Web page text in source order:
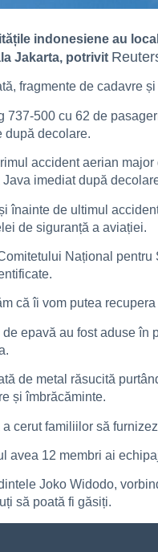
indonesiene au
Jakarta, potrivit
fragmente de cadavre
737-500 cu 62 de
după decolare.
accident aerian
Java imediat după
înainte de ultimul
de siguranță a aviației.
Național
că îi vom putea
de epavă au fost aduse în
de metal răsucită
și îmbrăcăminte.
a cerut familiilor să
avea 12 membri ai
Joko Widodo,
să poată fi găsiți.